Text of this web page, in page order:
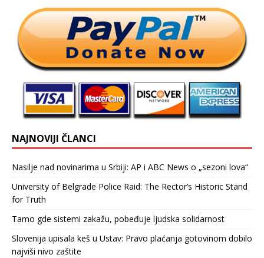
NAJNOVIJI ČLANCI
Nasilje nad novinarima u Srbiji: AP i ABC News o „sezoni lova“
University of Belgrade Police Raid: The Rector’s Historic Stand
for Truth
Tamo gde sistemi zakažu, pobeđuje ljudska solidarnost
Slovenija upisala keš u Ustav: Pravo plaćanja gotovinom dobilo
najviši nivo zaštite